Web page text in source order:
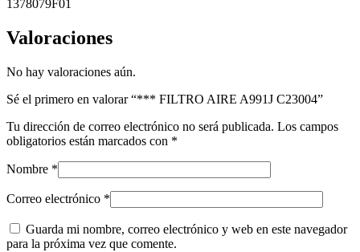
1378079F01
Valoraciones
No hay valoraciones aún.
Sé el primero en valorar “*** FILTRO AIRE A991J C23004”
Tu dirección de correo electrónico no será publicada. Los campos
obligatorios están marcados con *
Nombre *
Correo electrónico *
Guarda mi nombre, correo electrónico y web en este navegador
para la próxima vez que comente.